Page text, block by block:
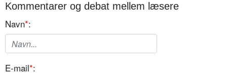
Kommentarer og debat mellem læsere
Navn*:
E-mail*: